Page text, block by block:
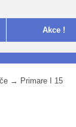
Akce !
→ Primare I 15